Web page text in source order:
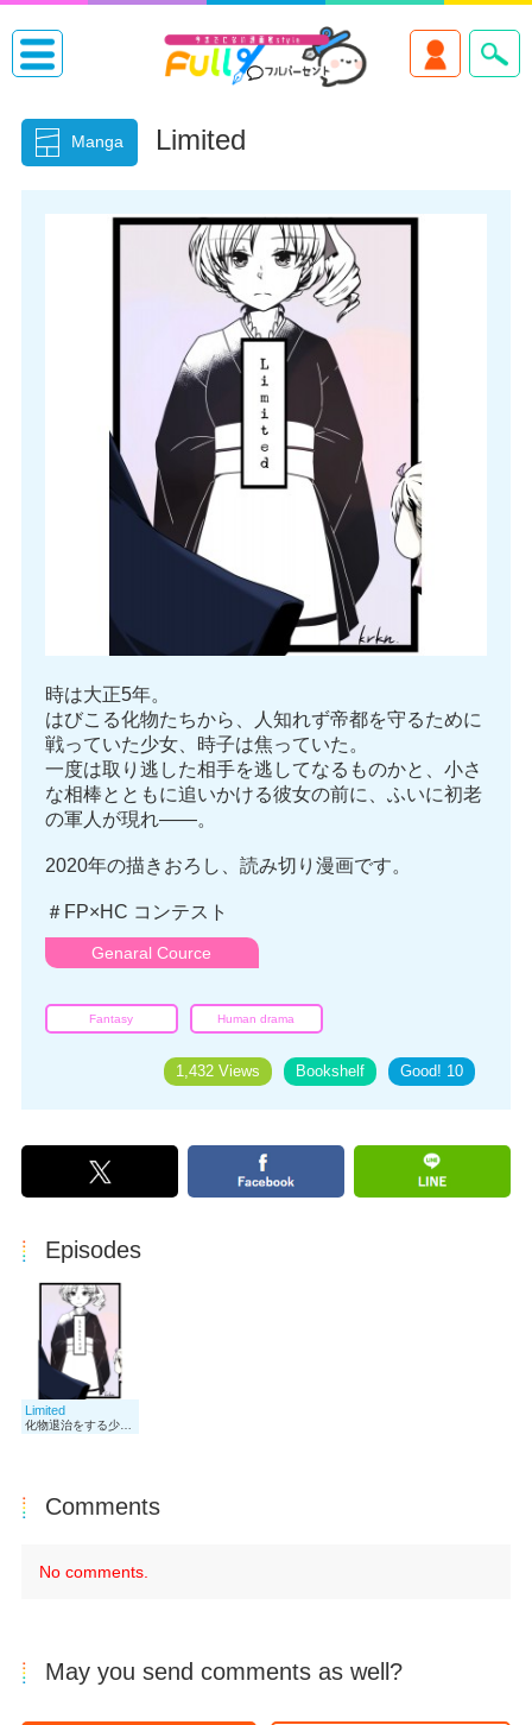
Manga Limited
時は大正5年。
はびこる化物たちから、人知れず帝都を守るために
戦っていた少女、時子は焦っていた。
一度は取り逃した相手を逃してなるものかと、小さ
な相棒とともに追いかける彼女の前に、ふいに初老
の軍人が現れ――。
2020年の描きおろし、読み切り漫画です。
＃FP×HC コンテスト
Genaral Cource
Fantasy Human drama
Good! 10
Bookshelf
1,432 Views
Episodes
Limited
化物退治をする少女と彼女の相棒が、軍人のおじさんに出会った話です。 1度目はさっくり流れに乗って、2度目はちょっとゆっくり、言葉の意味などを考えつつ楽しんでいただければと思います。
Comments
No comments.
May you send comments as well?